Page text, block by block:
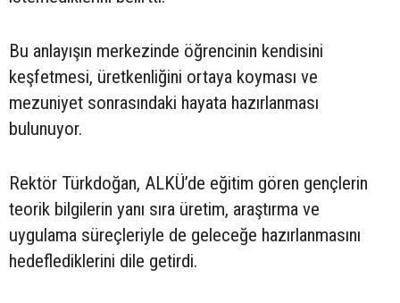
Bu anlayışın merkezinde öğrencinin kendisini
keşfetmesi, üretkenliğini ortaya koyması ve
mezuniyet sonrasındaki hayata hazırlanması
bulunuyor.
Rektör Türkdoğan, ALKÜ’de eğitim gören gençlerin
teorik bilgilerin yanı sıra üretim, araştırma ve
uygulama süreçleriyle de geleceğe hazırlanmasını
hedeflediklerini dile getirdi.